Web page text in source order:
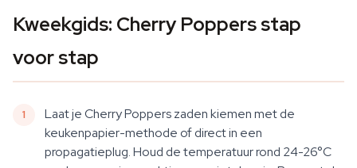
Kweekgids: Cherry Poppers stap
voor stap
Laat je Cherry Poppers zaden kiemen met de
keukenpapier-methode of direct in een
propagatieplug. Houd de temperatuur rond 24-26°C